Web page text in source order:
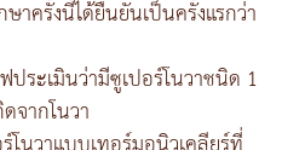
าครั้งนี้ได้ยืนยันเป็นครั้งแรกว่า
ระเมินว่ามีซูเปอร์โนวาชนิด 1
จากโนวา